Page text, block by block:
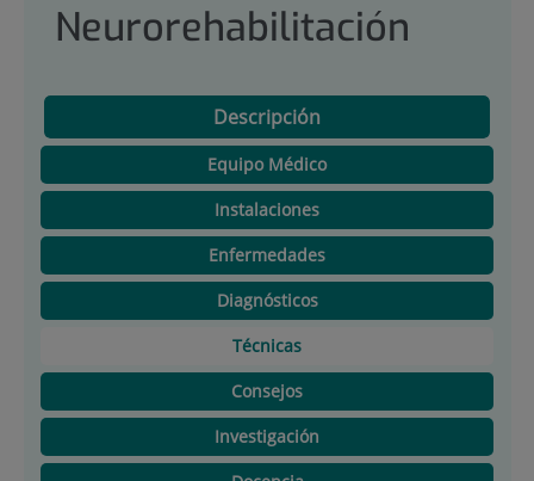
Neurorehabilitación
Descripción
Equipo Médico
Instalaciones
Enfermedades
Diagnósticos
Técnicas
Consejos
Investigación